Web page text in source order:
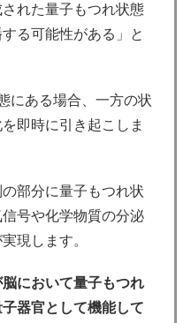
れた量子もつれ状態
る可能性がある」と
にある場合、一方の状
即時に引き起こしま
部分に量子もつれ状
号や化学物質の分泌
現します。
において量子もつれ
器官として機能して